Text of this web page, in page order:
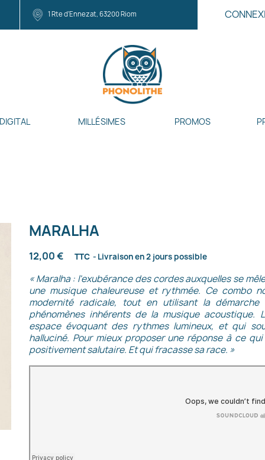
1 Rte d'Ennezat, 63200 Riom
DIGITAL MILLÉSIMES PROMOS
MARALHA
12,00 € TTC Livraison en 2 jours possible
« Maralha : l'exubérance des cordes auxquelles se
une musique chaleureuse et rythmée. Ce combo
modernité radicale, tout en utilisant la
phénomènes inhérents de la musique acoustique.
espace évoquant des rythmes lumineux, et qui
halluciné. Pour mieux proposer une réponse à ce
positivement salutaire. Et qui fracasse sa race. »